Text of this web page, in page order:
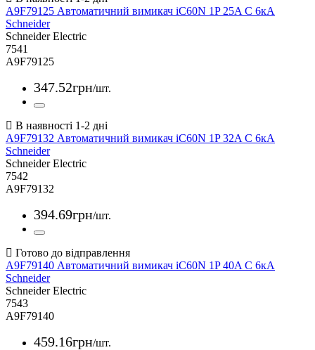
A9F79125 Автоматичний вимикач iC60N 1P 25A С 6кА
Schneider
Schneider Electric
7541
A9F79125
347.52грн/шт.
A9F79132 Автоматичний вимикач iC60N 1P 32A С 6кА
Schneider
Schneider Electric
7542
A9F79132
394.69грн/шт.
A9F79140 Автоматичний вимикач iC60N 1P 40A С 6кА
Schneider
Schneider Electric
7543
A9F79140
459.16грн/шт.